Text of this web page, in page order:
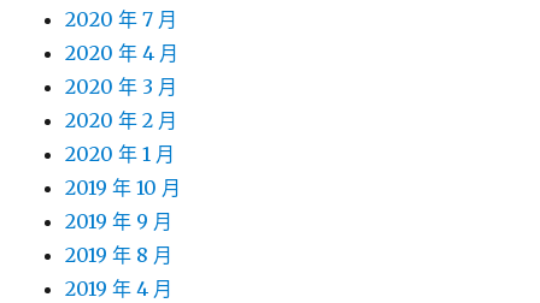
2020 年 7 月
2020 年 4 月
2020 年 3 月
2020 年 2 月
2020 年 1 月
2019 年 10 月
2019 年 9 月
2019 年 8 月
2019 年 4 月